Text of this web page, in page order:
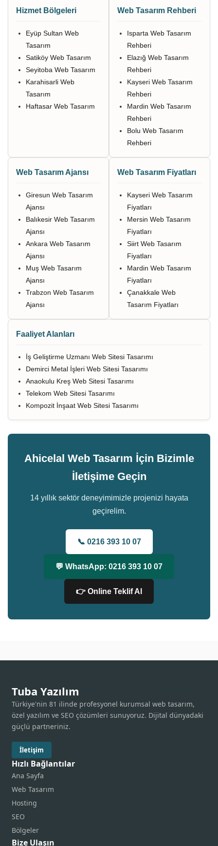
Hizmet Bölgeleri
Eyüp Sultan Web
Tasarım
Satiköy Web Tasarım
Seyitoba Web Tasarım
Karahisarli Web
Tasarım
Haftasar Web Tasarım
Web Tasarım Rehberi
Isparta Web Tasarım
Rehberi
Elazığ Web Tasarım
Rehberi
Kayseri Web Tasarım
Rehberi
Mardin Web Tasarım
Rehberi
Bolu Web Tasarım
Rehberi
Web Tasarım Ajansı
Giresun Web Tasarım
Ajansı
Balıkesir Web Tasarım
Ajansı
Ankara Web Tasarım
Ajansı
Muş Web Tasarım
Ajansı
Trabzon Web Tasarım
Ajansı
Web Tasarım Fiyatları
Kayseri Web Tasarım
Fiyatları
Mersin Web Tasarım
Fiyatları
Siirt Web Tasarım
Fiyatları
Mardin Web Tasarım
Fiyatları
Çanakkale Web
Tasarım Fiyatları
Faaliyet Alanları
İş Geliştirme Uzmanı Web Sitesi Tasarımı
Demirci Metal İşleri Web Sitesi Tasarımı
Anaokulu Kreş Web Sitesi Tasarımı
Telekom Web Sitesi Tasarımı
Kompozit İnşaat Web Sitesi Tasarımı
Ahicelal Web Tasarım İçin Bizimle
İletişime Geçin
14 yıllık sektör deneyimimizle projenizi hayata
geçirelim.
📞 0216 393 10 07
💬 WhatsApp: 0216 393 10 07
👉 Online Teklif Al
Tuba Yazılım
Türkiye'nin 81 ilinde profesyonel kurumsal web tasarım,
özel yazılım ve SEO çözümleri sunuyoruz. Dijital dünyadaki
güçlü partneriniz.
İletişim
Hızlı Bağlantılar
Ana Sayfa
Web Tasarım
Hosting
SEO
Bölgeler
Bize Ulaşın